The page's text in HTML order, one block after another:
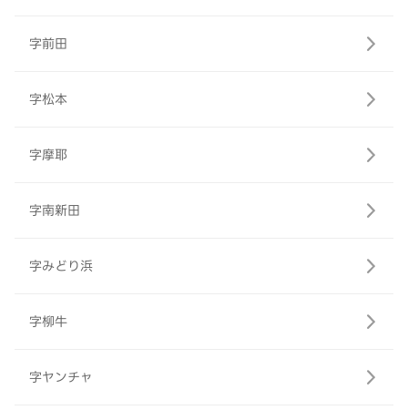
字前田
字松本
字摩耶
字南新田
字みどり浜
字柳牛
字ヤンチャ